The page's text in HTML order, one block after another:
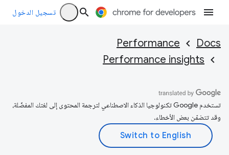
تسجيل الدخول
Docs
Performance
Performance insights
تستخدم Google تكنولوجيا الذكاء الاصطناعي لترجمة المحتوى إلى لغتك المفضّلة،
وقد تتضمّن بعض الأخطاء.